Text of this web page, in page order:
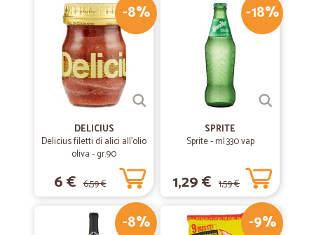
-8%
DELICIUS
Delicius filetti di alici all'olio
oliva - gr.90
6 € 6,59 €
-18%
SPRITE
Sprite - ml.330 vap
1,29 € 1,59 €
-8% -9%